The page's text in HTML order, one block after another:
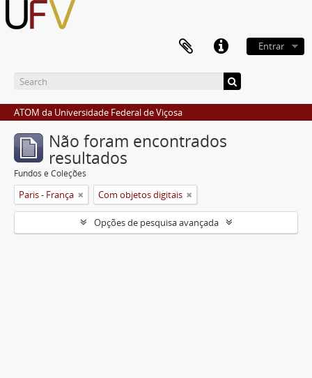
Entrar
ATOM da Universidade Federal de Viçosa
Não foram encontrados
resultados
Fundos e Coleções
Paris - França Com objetos digitais
Opções de pesquisa avançada